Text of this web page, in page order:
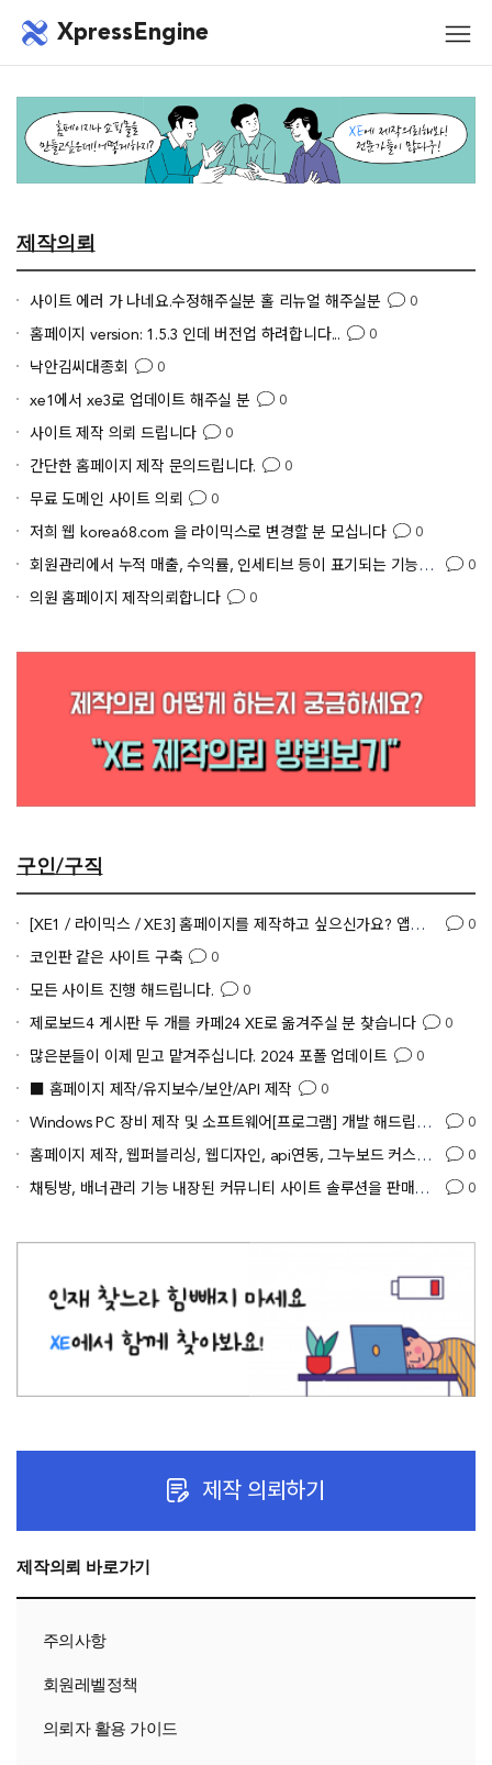
XpressEngine
모바
제작의뢰
사이트 에러 가 나네요.수정해주실분 홀 리뉴얼 해주실분 0
홈페이지 version: 1.5.3 인데 버전업 하려합니다... 0
낙안김씨대종회 0
xe1에서 xe3로 업데이트 해주실 분 0
사이트 제작 의뢰 드립니다 0
간단한 홈페이지 제작 문의드립니다. 0
무료 도메인 사이트 의뢰 0
저희 웹 korea68.com 을 라이믹스로 변경할 분 모십니다 0
회원관리에서 누적 매출, 수익률, 인세티브 등이 표기되는 기능을 구현하고 싶습니다. 0
의원 홈페이지 제작의뢰합니다 0
구인/구직
[XE1 / 라이믹스 / XE3] 홈페이지를 제작하고 싶으신가요? 앱도 가능합니다! <원더래빗> 0
코인판 같은 사이트 구축 0
모든 사이트 진행 해드립니다. 0
제로보드4 게시판 두 개를 카페24 XE로 옮겨주실 분 찾습니다 0
많은분들이 이제 믿고 맡겨주십니다. 2024 포폴 업데이트 0
■ 홈페이지 제작/유지보수/보안/API 제작 0
Windows PC 장비 제작 및 소프트웨어[프로그램] 개발 해드립니다 0
홈페이지 제작, 웹퍼블리싱, 웹디자인, api연동, 그누보드 커스트마이징, 웹프로그램개발합니다 0
채팅방, 배너관리 기능 내장된 커뮤니티 사이트 솔루션을 판매합니다. 0
제작 의뢰하기
제작의뢰 바로가기
주의사항
회원레벨정책
의뢰자 활용 가이드